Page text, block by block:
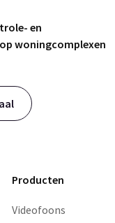
en
woningcomplexen
Producten
Videofoons